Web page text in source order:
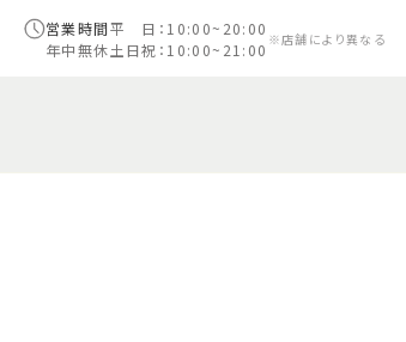
営業時間平 日：10:00~20:00
年中無休土日祝：10:00~21:00 ※店舗により異なる